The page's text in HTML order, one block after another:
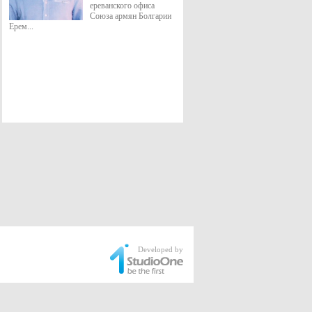
ереванского офиса
Союза армян Болгарии
Ерем...
Developed by